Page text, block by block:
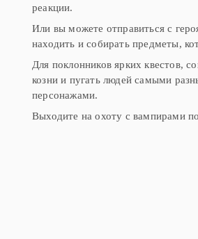
реакции.
Или вы можете отправиться с
находить и собирать предметы,
Для поклонников ярких квестов,
козни и пугать людей самыми
персонажами.
Выходите на охоту с вампирами